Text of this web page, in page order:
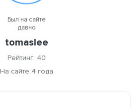
Был на сайте
давно
tomaslee
Рейтинг: 40
На сайте 4 года